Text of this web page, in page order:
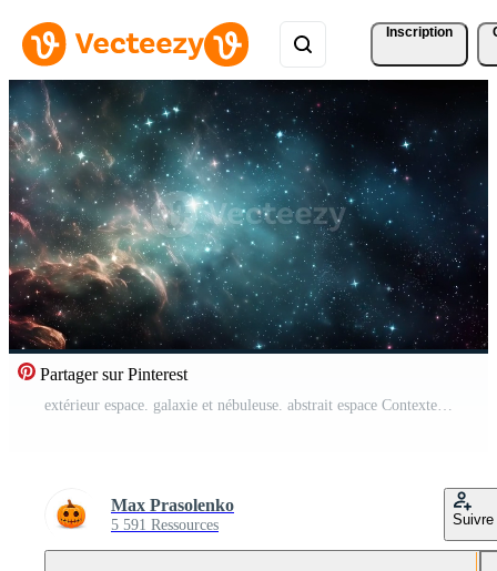
Inscription
Partager sur Pinterest
extérieur espace. galaxie et nébuleuse. abstrait espace Contexte. interminable univers avec étoiles et galaxies dans extérieur espace. cosmos art. mouvement conception. Vidéo Pro
Max Prasolenko
5 591 Ressources Suivre